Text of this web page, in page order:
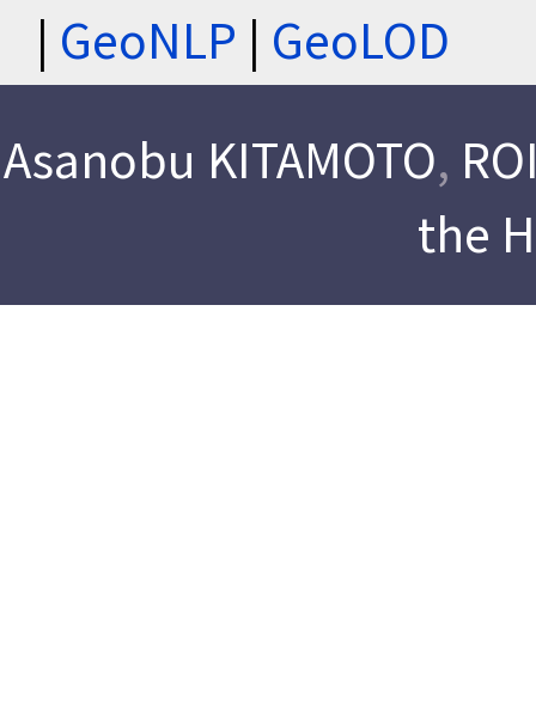
| GeoNLP | GeoLOD
Asanobu KITAMOTO,
the